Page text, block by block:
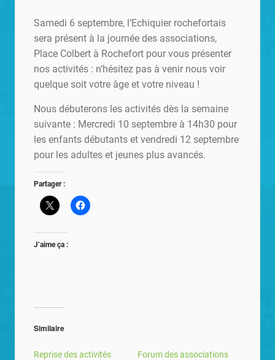
Samedi 6 septembre, l’Echiquier rochefortais
sera présent à la journée des associations,
Place Colbert à Rochefort pour vous présenter
nos activités : n’hésitez pas à venir nous voir
quelque soit votre âge et votre niveau !
Nous débuterons les activités dès la semaine
suivante : Mercredi 10 septembre à 14h30 pour
les enfants débutants et vendredi 12 septembre
pour les adultes et jeunes plus avancés.
Partager :
J’aime ça :
Similaire
Reprise des activités
Forum des associations